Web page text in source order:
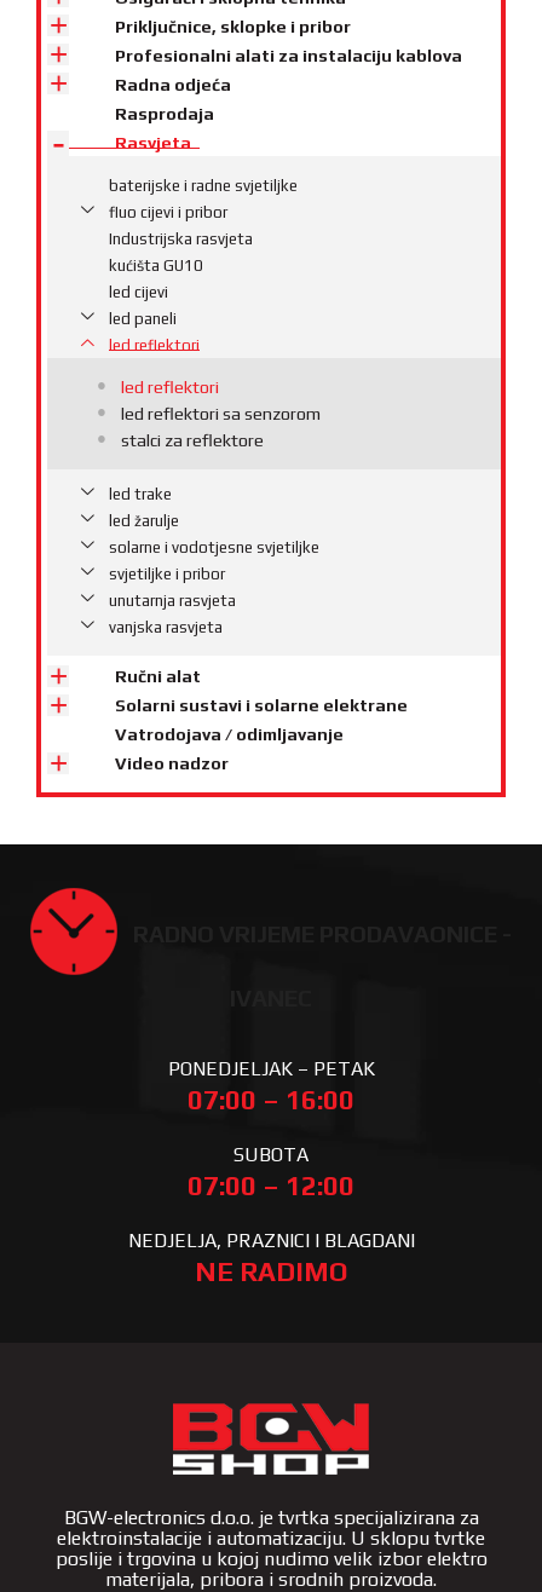
Priključnice, sklopke i pribor
Profesionalni alati za instalaciju kablova
Radna odjeća
Rasprodaja
Rasvjeta
baterijske i radne svjetiljke
fluo cijevi i pribor
Industrijska rasvjeta
kućišta GU10
led cijevi
led paneli
led reflektori
led reflektori
led reflektori sa senzorom
stalci za reflektore
led trake
led žarulje
solarne i vodotjesne svjetiljke
svjetiljke i pribor
unutarnja rasvjeta
vanjska rasvjeta
Ručni alat
Solarni sustavi i solarne elektrane
Vatrodojava / odimljavanje
Video nadzor
PONEDJELJAK – PETAK
07:00 – 16:00
SUBOTA
07:00 – 12:00
NEDJELJA, PRAZNICI I BLAGDANI
NE RADIMO
BGW-electronics d.o.o. je tvrtka specijalizirana za
elektroinstalacije i automatizaciju. U sklopu tvrtke
poslije i trgovina u kojoj nudimo velik izbor elektro
materijala, pribora i srodnih proizvoda.